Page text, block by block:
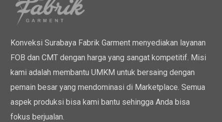
Konveksi Surabaya Fabrik Garment menyediakan layanan
FOB dan CMT dengan harga yang sangat kompetitif. Misi
kami adalah membantu UMKM untuk bersaing dengan
pemain besar yang mendominasi di Marketplace. Semua
aspek produksi bisa kami bantu sehingga Anda bisa
fokus berjualan.